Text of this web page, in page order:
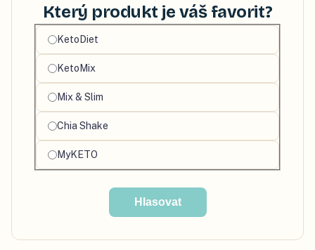
Který produkt je váš favorit?
Vyberte
svůj
oblíbený
produkt
KetoDiet
KetoMix
Mix & Slim
Chia Shake
MyKETO
Hlasovat